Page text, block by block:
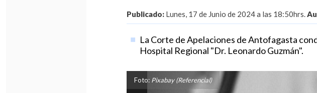
Publicado: Lunes, 17 de Junio de 2024 a las 18:50hrs.
La Corte de Apelaciones de Antofagasta
Hospital Regional "Dr. Leonardo Guzmán".
Foto: Pixabay (Referencial)